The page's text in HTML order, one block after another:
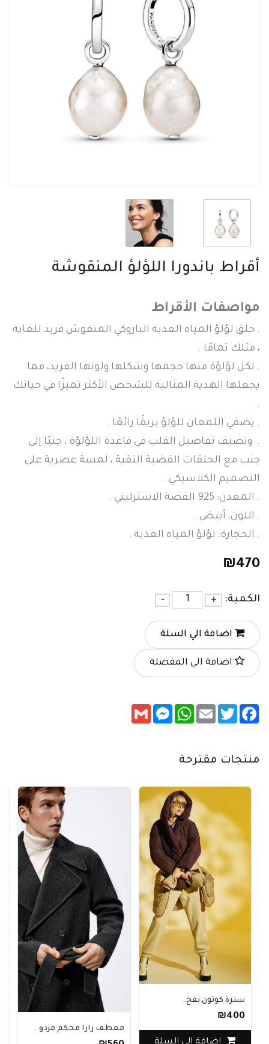
أقراط باندورا اللؤلؤ المنقوشة
مواصفات الأقراط
. حلق لؤلؤ المياه العذبة الباروكي المنقوش فريد للغاية
، مثلك تمامًا .
. لكل لؤلؤة منها حجمها وشكلها ولونها الفريد، مما
يجعلها الهدية المثالية للشخص الأكثر تميزًا في حياتك
.
. يضفي اللمعان للؤلؤ بريقًا رائعًا .
. وتضيف تفاصيل القلب في قاعدة اللؤلؤة ، جنبًا إلى
جنب مع الحلقات الفضية النقية ، لمسة عصرية على
التصميم الكلاسيكي .
. المعدن: 925 الفضة الاسترليني .
. اللون: أبيض .
. الحجارة: لؤلؤ المياه العذبة .
₪470
الكمية: +
-
اضافة الي السلة
اضافة الي المفضلة
Facebook
Twitter
Email
WhatsApp
Messenger
Gmail
منتجات مقترحة
سترة كوتون نفخ..
₪400
معطف زارا محكم مزدو..